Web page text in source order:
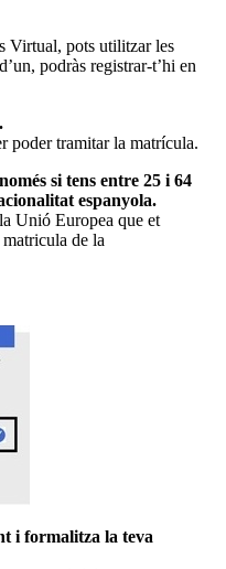
Virtual, pots utilitzar les
podràs registrar-t’hi en
poder tramitar la matrícula.
si tens entre 25 i 64
espanyola.
Unió Europea que et
de la
i formalitza la teva